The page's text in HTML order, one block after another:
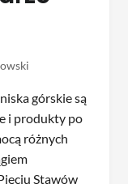
górskie są
i produkty po
różnych
Stawów